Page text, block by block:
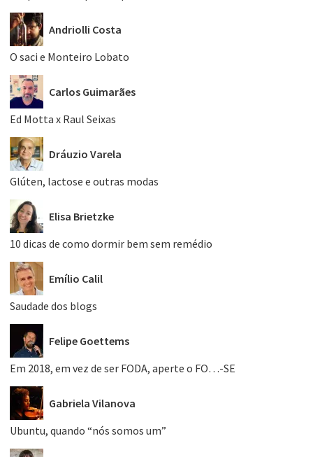
Andriolli Costa
O saci e Monteiro Lobato
Carlos Guimarães
Ed Motta x Raul Seixas
Dráuzio Varela
Glúten, lactose e outras modas
Elisa Brietzke
10 dicas de como dormir bem sem remédio
Emílio Calil
Saudade dos blogs
Felipe Goettems
Em 2018, em vez de ser FODA, aperte o FO…-SE
Gabriela Vilanova
Ubuntu, quando “nós somos um”